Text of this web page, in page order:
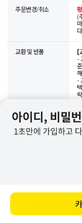
주문변경/취소
(
다.
교환 및 반품
[
-
-
-
[
-